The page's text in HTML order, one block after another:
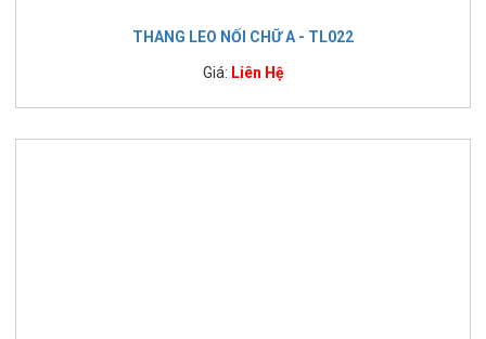
THANG LEO NỐI CHỮ A - TL022
Giá: Liên Hệ